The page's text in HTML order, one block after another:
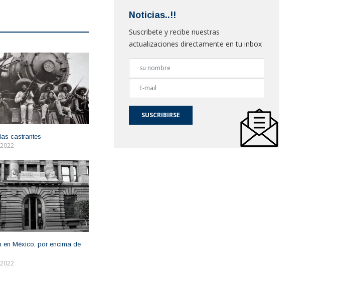
castrantes
en México, por encima de
Noticias..!!
Suscribete y recibe nuestras
actualizaciones directamente en tu inbox
SUSCRIBIRSE